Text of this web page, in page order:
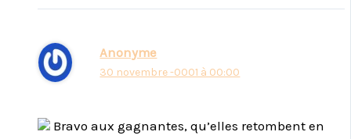
Anonyme
30 novembre -0001 à 00:00
Bravo aux gagnantes, qu’elles retombent en